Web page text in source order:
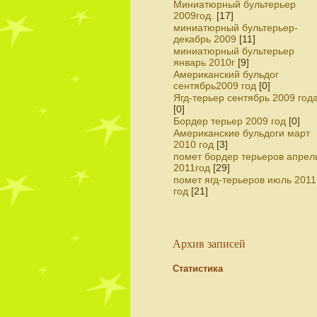
Миниатюрный бультерьер
2009год.
[17]
миниатюрный бультерьер-
декабрь 2009 [11]
миниатюрный бультерьер
январь 2010г [9]
Американский бульдог
сентябрь2009 год [0]
Ягд-терьер сентябрь 2009
[0]
Бордер терьер 2009 год [0]
Американские бульдоги март
2010 год [3]
помет бордер терьеров
2011год [29]
помет ягд-терьеров июль 2011
год [21]
Архив записей
Статистика